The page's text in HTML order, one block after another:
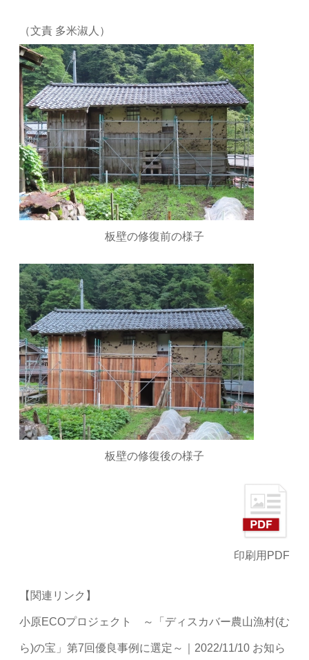
（文責 多米淑人）
板壁の修復前の様子
板壁の修復後の様子
印刷用PDF
【関連リンク】
小原ECOプロジェクト ～「ディスカバー農山漁村(む
ら)の宝」第7回優良事例に選定～｜2022/11/10 お知ら